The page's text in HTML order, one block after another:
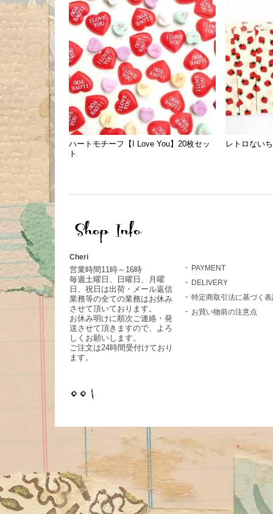
ハートモチーフ【I Love You】20枚セッ
ト
レトロない
Cheri
営業時間11時～16時
毎週土曜日、日曜日、月曜
日、祝日は出荷・メール返信
業務等の全ての業務はお休み
させて頂いております。
お休み明けに順次ご連絡・発
送させて頂きますので、よろ
しくお願いします。
ご注文は24時間受付けており
ます。
PAYMENT
DELIVERY
特定商取引法に基づく
お買い物前の注意点